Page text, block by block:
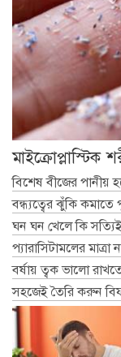
মাইক্রোপ্লাস্টিক
বিশেষ বীজের পানীয়
বন্ধ্যত্বের ঝুঁকি
ঘন ঘন খেলে কি
প্যারাসিটামলের
বর্ষায় ত্বক ভালো
সহজেই তৈরি করুন